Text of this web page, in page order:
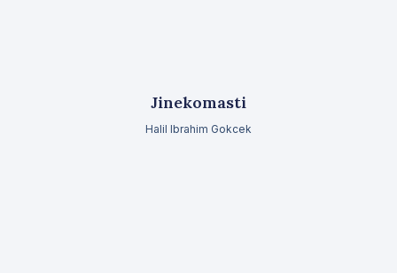
Jinekomasti
Halil Ibrahim Gokcek